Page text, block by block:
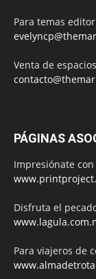
Para temas
Venta de
PÁGINAS
Impresiónate
Disfruta el
Para viajeros de